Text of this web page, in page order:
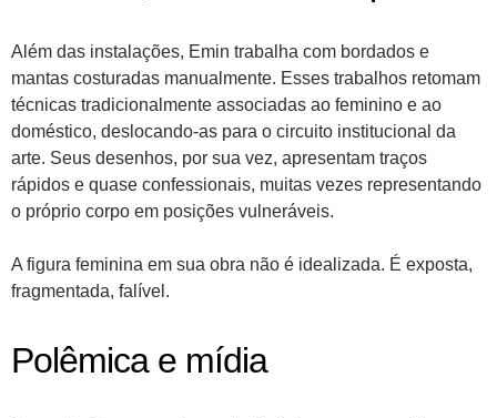
Além das instalações, Emin trabalha com bordados e
mantas costuradas manualmente. Esses trabalhos retomam
técnicas tradicionalmente associadas ao feminino e ao
doméstico, deslocando-as para o circuito institucional da
arte. Seus desenhos, por sua vez, apresentam traços
rápidos e quase confessionais, muitas vezes representando
o próprio corpo em posições vulneráveis.
A figura feminina em sua obra não é idealizada. É exposta,
fragmentada, falível.
Polêmica e mídia